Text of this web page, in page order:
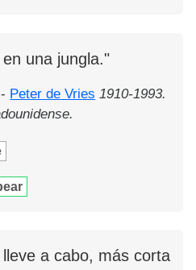
una jungla."
Peter de Vries 1910-1993.
a cabo, más corta